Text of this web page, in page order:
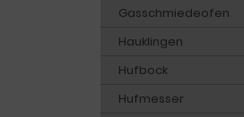
Gasschmiedeofen
Hauklingen
Hufbock
Hufmesser